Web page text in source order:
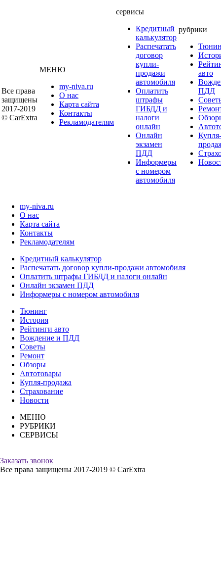
Все права
защищены
2017-2019
© CarExtra
МЕНЮ
my-niva.ru
О нас
Карта сайта
Контакты
Рекламодателям
сервисы
Кредитный
калькулятор
Распечатать
договор
купли-
продажи
автомобиля
Оплатить
штрафы
ГИБДД и
налоги
онлайн
Онлайн
экзамен
ПДД
Информеры
с номером
автомобиля
рубрики
авто
ПДД
Купля-
my-niva.ru
О нас
Карта сайта
Контакты
Рекламодателям
Кредитный калькулятор
Распечатать договор купли-продажи автомобиля
Оплатить штрафы ГИБДД и налоги онлайн
Онлайн экзамен ПДД
Информеры с номером автомобиля
Тюнинг
История
Рейтинги авто
Вождение и ПДД
Советы
Ремонт
Обзоры
Автотовары
Купля-продажа
Страхование
Новости
МЕНЮ
РУБРИКИ
СЕРВИСЫ
Заказать звонок
Все права защищены 2017-2019 © CarExtra